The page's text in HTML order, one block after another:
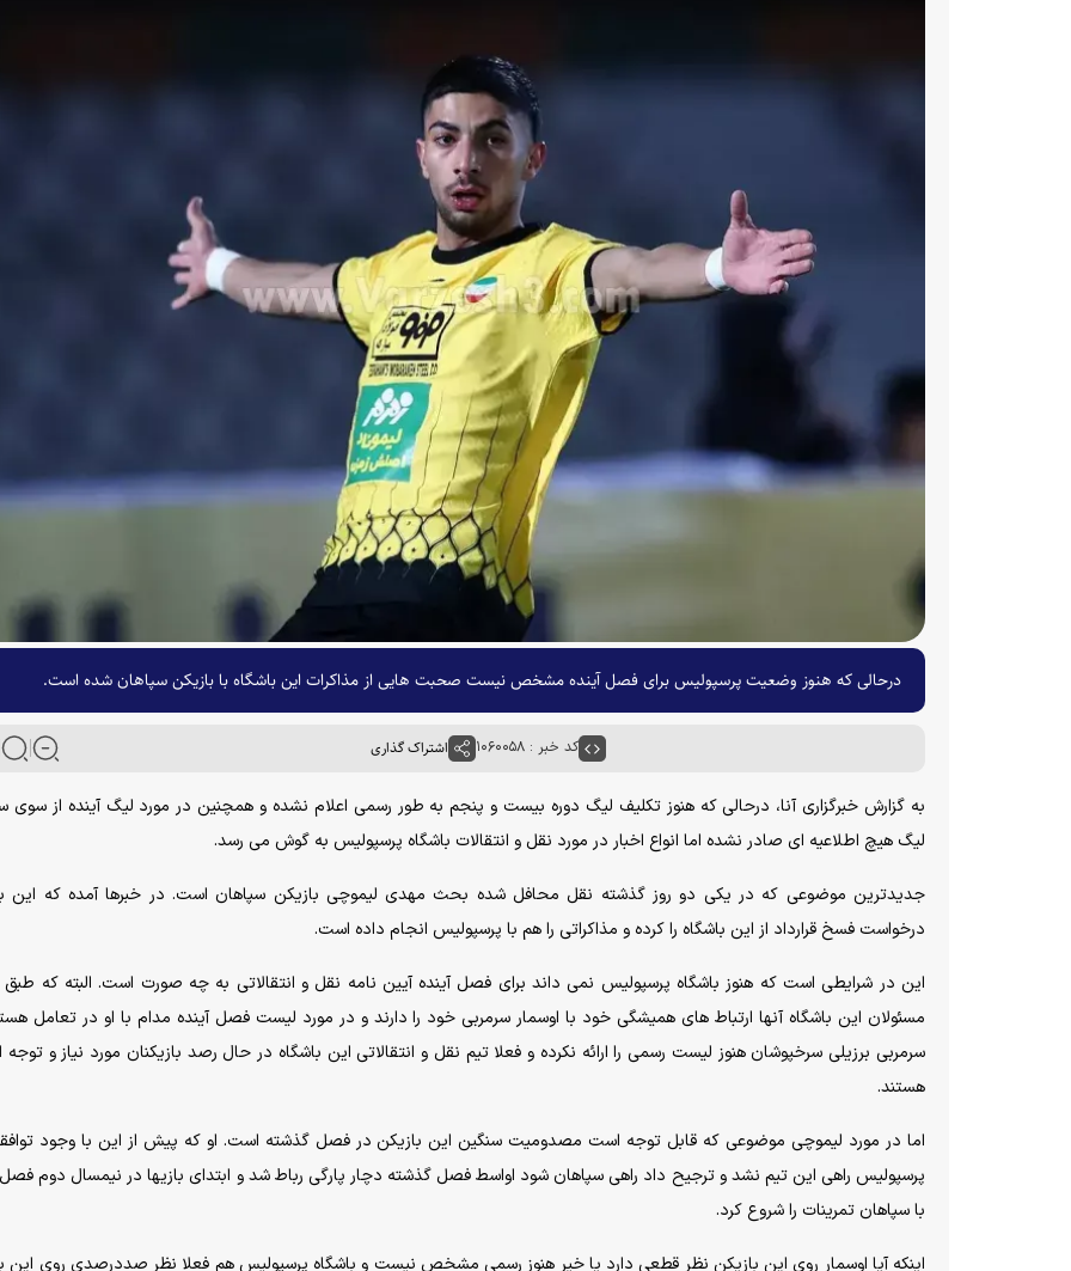
درحالی که هنوز وضعیت پرسپولیس برای فصل آینده مشخص نیست صحبت هایی از مذاکرات این باشگاه با بازیکن سپاهان شده است.
کد خبر : ۱۰۶۰۰۵۸ اشتراک گذاری
به گزارش خبرگزاری آنا، درحالی که هنوز تکلیف لیگ دوره بیست و پنجم به طور رسمی اعلام نشده و همچنین در مورد لیگ آینده از سوی
لیگ هیچ اطلاعیه ای صادر نشده اما انواع اخبار در مورد نقل و انتقالات باشگاه پرسپولیس به گوش می رسد.
جدیدترین موضوعی که در یکی دو روز گذشته نقل محافل شده بحث مهدی لیموچی بازیکن سپاهان است. در خبرها آمده که این
درخواست فسخ قرارداد از این باشگاه را کرده و مذاکراتی را هم با پرسپولیس انجام داده است.
این در شرایطی است که هنوز باشگاه پرسپولیس نمی داند برای فصل آینده آیین نامه نقل و انتقالاتی به چه صورت است. البته که طبق
مسئولان این باشگاه آنها ارتباط های همیشگی خود با اوسمار سرمربی خود را دارند و در مورد لیست فصل آینده مدام با او در تعامل
سرمربی برزیلی سرخپوشان هنوز لیست رسمی را ارائه نکرده و فعلا تیم نقل و انتقالاتی این باشگاه در حال رصد بازیکنان مورد نیاز و توجه
هستند.
اما در مورد لیموچی موضوعی که قابل توجه است مصدومیت سنگین این بازیکن در فصل گذشته است. او که پیش از این با وجود
پرسپولیس راهی این تیم نشد و ترجیح داد راهی سپاهان شود اواسط فصل گذشته دچار پارگی رباط شد و ابتدای بازیها در نیمسال دوم
با سپاهان تمرینات را شروع کرد.
اینکه آیا اوسمار روی این بازیکن نظر قطعی دارد یا خیر هنوز رسمی مشخص نیست و باشگاه پرسپولیس هم فعلا نظر صددرصدی روی این